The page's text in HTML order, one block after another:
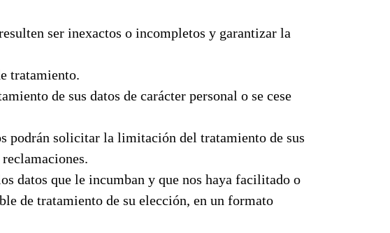
ser inexactos o incompletos y garantizar la
tratamiento.
de sus datos de carácter personal o se cese
podrán solicitar la limitación del tratamiento de sus
datos que le incumban y que nos haya facilitado o
de tratamiento de su elección, en un formato